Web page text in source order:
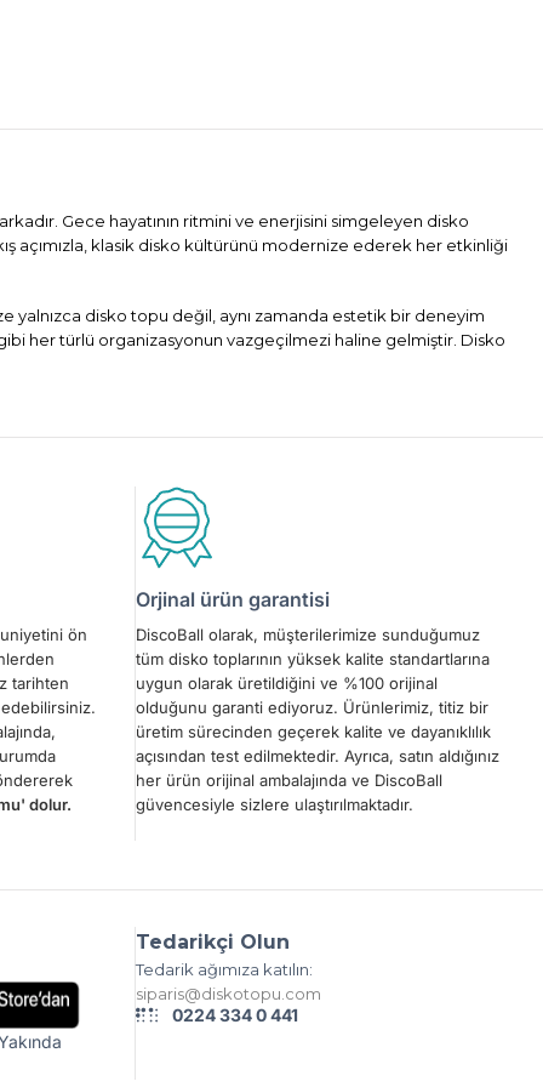
Gece hayatının ritmini ve enerjisini simgeleyen disko
açımızla, klasik disko kültürünü modernize ederek her etkinliği
yalnızca disko topu değil, aynı zamanda estetik bir deneyim
her türlü organizasyonun vazgeçilmezi haline gelmiştir. Disko
ön
tarihten
dolur.
Orjinal ürün garantisi
DiscoBall olarak, müşterilerimize sunduğumuz
tüm disko toplarının yüksek kalite standartlarına
uygun olarak üretildiğini ve %100 orijinal
olduğunu garanti ediyoruz. Ürünlerimiz, titiz bir
üretim sürecinden geçerek kalite ve dayanıklılık
açısından test edilmektedir. Ayrıca, satın aldığınız
her ürün orijinal ambalajında ve DiscoBall
güvencesiyle sizlere ulaştırılmaktadır.
Tedarikçi Olun
Tedarik ağımıza katılın:
siparis@diskotopu.com
0224 334 0 441